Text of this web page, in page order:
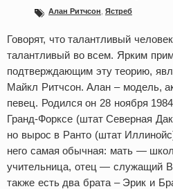
Алан Ритчсон Ястреб
Говорят, что талантливый
талантливый во всем. Ярким
подтверждающим эту теорию,
Майкл Ритчсон. Алан – модель,
певец. Родился он 28 ноября
Гранд-Форксе (штат Северная
но вырос в Ранто (штат
него самая обычная: мать —
учительница, отец — служащий
также есть два брата – Эрик и